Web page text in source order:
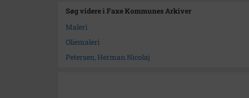
Søg videre i Faxe Kommunes Arkiver
Maleri
Oliemaleri
Petersen, Herman Nicolaj